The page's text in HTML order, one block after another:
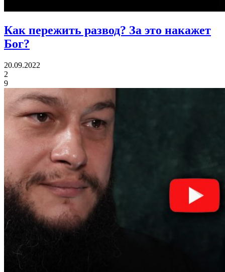
Как пережить развод? За это накажет
Бог?
20.09.2022
2
9